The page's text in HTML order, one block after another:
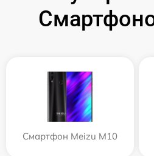
Смартфон Meizu M10